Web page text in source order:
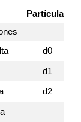
Partículas
d0
d1
d2